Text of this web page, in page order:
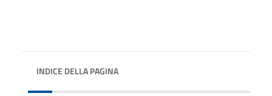
INDICE DELLA PAGINA